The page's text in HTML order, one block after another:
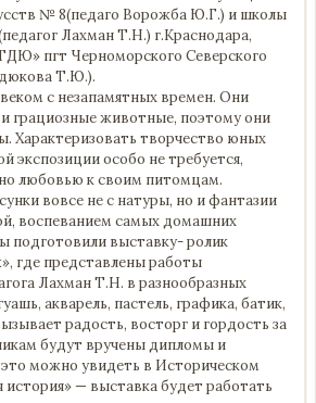
№ 8(педаго Ворожба Ю.Г.) и школы
Лахман Т.Н.) г.Краснодара,
пгт Черноморского Северского
Т.Ю.).
с незапамятных времен. Они
грациозные животные, поэтому они
Характеризовать творчество юных
экспозиции особо не требуется,
любовью к своим питомцам.
вовсе не с натуры, но и фантазии
воспеванием самых домашних
выставку- ролик
где представлены работы
Лахман Т.Н. в разнообразных
акварель, пастель, графика, батик,
радость, восторг и гордость за
будут вручены дипломы и
можно увидеть в Историческом
история» — выставка будет работать